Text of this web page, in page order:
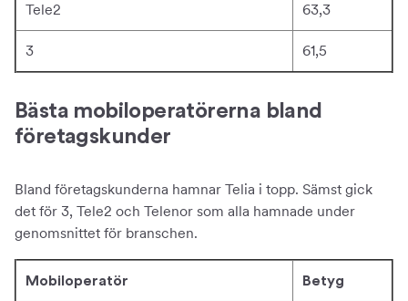
Tele2 63,3
3 61,5
Bästa mobiloperatörerna bland
företagskunder
Bland företagskunderna hamnar Telia i topp. Sämst gick
det för 3, Tele2 och Telenor som alla hamnade under
genomsnittet för branschen.
Mobiloperatör Betyg